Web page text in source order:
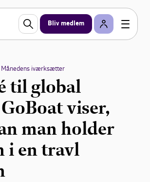
Bliv medlem
Månedens iværksætter
til global
viser,
man holder
i en travl